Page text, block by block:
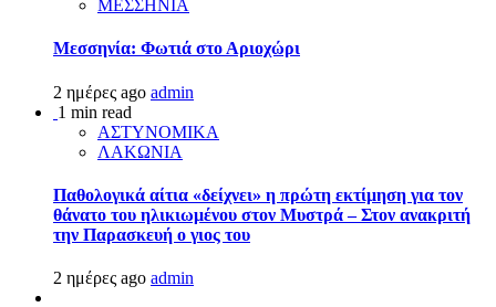
ΜΕΣΣΗΝΙΑ
Μεσσηνία: Φωτιά στο Αριοχώρι
2 ημέρες ago admin
1 min read
ΑΣΤΥΝΟΜΙΚΑ
ΛΑΚΩΝΙΑ
Παθολογικά αίτια «δείχνει» η πρώτη εκτίμηση για τον
θάνατο του ηλικιωμένου στον Μυστρά – Στον ανακριτή
την Παρασκευή ο γιος του
2 ημέρες ago admin